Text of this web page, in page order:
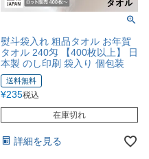
熨斗袋入れ 粗品タオル お年賀
タオル 240匁 【400枚以上】 日
本製 のし印刷 袋入り 個包装
送料無料
¥235税込
在庫切れ
詳細を見る